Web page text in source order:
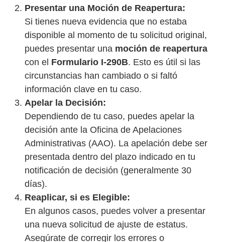
Presentar una Moción de Reapertura:
Si tienes nueva evidencia que no estaba
disponible al momento de tu solicitud original,
puedes presentar una moción de reapertura
con el Formulario I-290B. Esto es útil si las
circunstancias han cambiado o si faltó
información clave en tu caso.
Apelar la Decisión:
Dependiendo de tu caso, puedes apelar la
decisión ante la Oficina de Apelaciones
Administrativas (AAO). La apelación debe ser
presentada dentro del plazo indicado en tu
notificación de decisión (generalmente 30
días).
Reaplicar, si es Elegible:
En algunos casos, puedes volver a presentar
una nueva solicitud de ajuste de estatus.
Asegúrate de corregir los errores o